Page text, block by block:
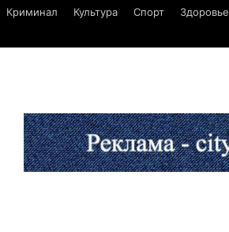
Криминал Культура Спорт Здоровье